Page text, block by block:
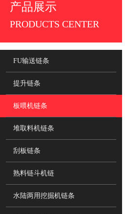
FU输送链条
提升链条
板喂机链条
堆取料机链条
刮板链条
熟料链斗机链
水陆两用挖掘机链条
产品展示
​PRODUCTS CENTER